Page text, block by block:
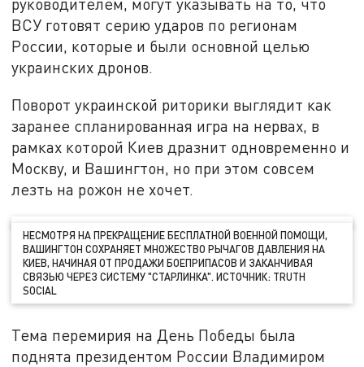
руководителем, могут указывать на то, что
ВСУ готовят серию ударов по регионам
России, которые и были основной целью
украинских дронов.
Поворот украинской риторики выглядит как
заранее спланированная игра на нервах, в
рамках которой Киев дразнит одновременно и
Москву, и Вашингтон, но при этом совсем
лезть на рожон не хочет.
НЕСМОТРЯ НА ПРЕКРАЩЕНИЕ БЕСПЛАТНОЙ ВОЕННОЙ ПОМОЩИ,
ВАШИНГТОН СОХРАНЯЕТ МНОЖЕСТВО РЫЧАГОВ ДАВЛЕНИЯ НА
КИЕВ, НАЧИНАЯ ОТ ПРОДАЖИ БОЕПРИПАСОВ И ЗАКАНЧИВАЯ
СВЯЗЬЮ ЧЕРЕЗ СИСТЕМУ "СТАРЛИНКА". ИСТОЧНИК: TRUTH
SOCIAL
Тема перемирия на День Победы была
поднята президентом России Владимиром